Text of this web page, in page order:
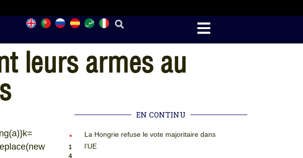
leurs armes au
EN CONTINU
.
1
4
La Hongrie refuse le vote majoritaire dans
l’UE